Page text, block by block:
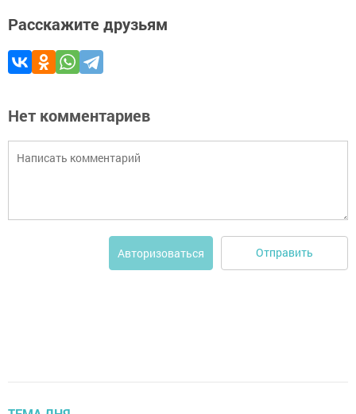
Расскажите друзьям
Нет комментариев
Авторизоваться Отправить